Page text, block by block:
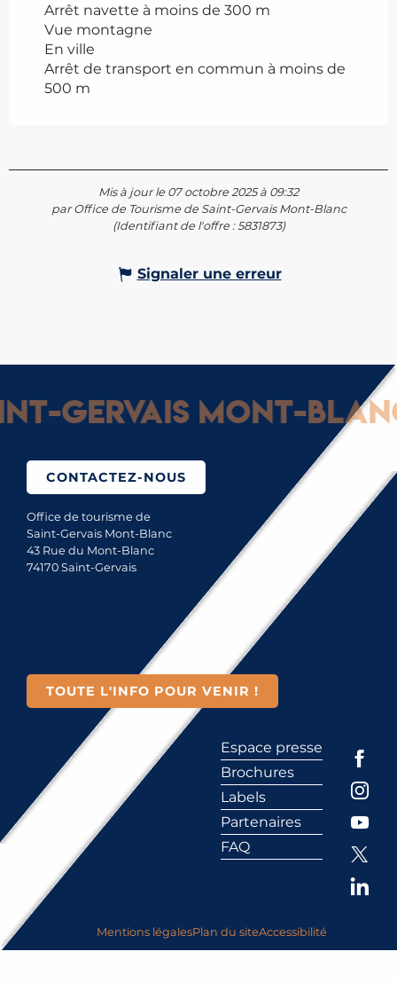
Arrêt navette à moins de 300 m
Vue montagne
En ville
Arrêt de transport en commun à moins de
500 m
Mis à jour le 07 octobre 2025 à 09:32
par Office de Tourisme de Saint-Gervais Mont-Blanc
(Identifiant de l'offre :5831873)
Signaler une erreur
Gervais Mont-Blanc
CONTACTEZ-NOUS
Office de tourisme de
Saint-Gervais Mont-Blanc
43 Rue du Mont-Blanc
74170 Saint-Gervais
TOUTE L'INFO POUR VENIR !
Espace presse
Brochures
Labels
Partenaires
FAQ
Mentions légalesPlan du siteAccessibilité